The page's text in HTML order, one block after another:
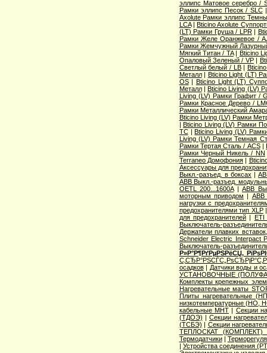
эллипс Матовое серебро /
Рамки эллипс Песок / SLC
Axolute Рамки эллипс
LCA|Bticino Axolute
(LT) Рамки Груша / LPR|
Рамки Желе Оранжевое /
Рамки Жемчужный
Мягкий Титан / TA| Bticino
Опаловый Зеленый / VP|
Светлый белый / LB|
Металл| Bticino Light (LT)
OS| Bticino Light (LT)
Металл|Bticino Living (LV)
Living (LV) Рамки Графит /
Рамки Красное Дерево /
Рамки Металлический
Bticino Living (LV) Рамки
|Bticino Living (LV) Рамки
TC|Bticino Living (LV)
Living (LV) Рамки Темная
Рамки Тертая Сталь / ACS|
Рамки Черный Никель / NN
Terraneo Домофония|
Аксессуары для
Выкл.-разъед. в боксах |
ABB Выкл.-разъед.
OETL 200...1600A| ABB
моторным приводом | ABB
нагрузки с
предохранителями тип XLP
для предохранителей| ETI
Выключатель-
Держатели плавких
Schneider Electric Interpact
Выключатель-
Р»Р°Р¶РґРµРЅРёСЏ,
осадков| Датчики воды и
УСТАНОВОЧНЫЕ
Комплекты крепежных
Нагревательные маты
Плиты нагревательные
низкотемпературные
кабельные МНТ| Секции
(ТДОЭ) |Секции
(ТСБЭ) | Секции
ТЕПЛОСКАТ (КОМПЛЕКТ)
Термодатчики|
| Устройства соединения